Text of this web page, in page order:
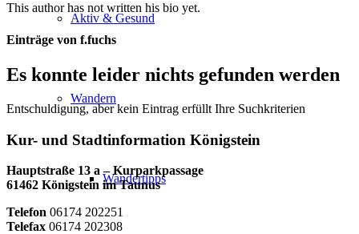
Aktiv & Gesund
Wandern
Wandertipps
This author has not written his bio yet.
Einträge von f.fuchs
Es konnte leider nichts gefunden werden
Entschuldigung, aber kein Eintrag erfüllt Ihre Suchkriterien
Kur- und Stadtinformation Königstein
Hauptstraße 13 a – Kurparkpassage
61462 Königstein im Taunus
Telefon 06174 202251
Telefax 06174 202308